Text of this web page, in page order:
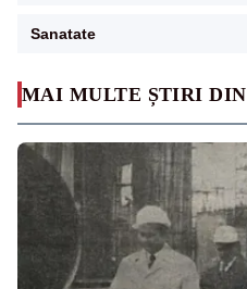
MAI MULTE ȘTIRI DIN
Sanatate